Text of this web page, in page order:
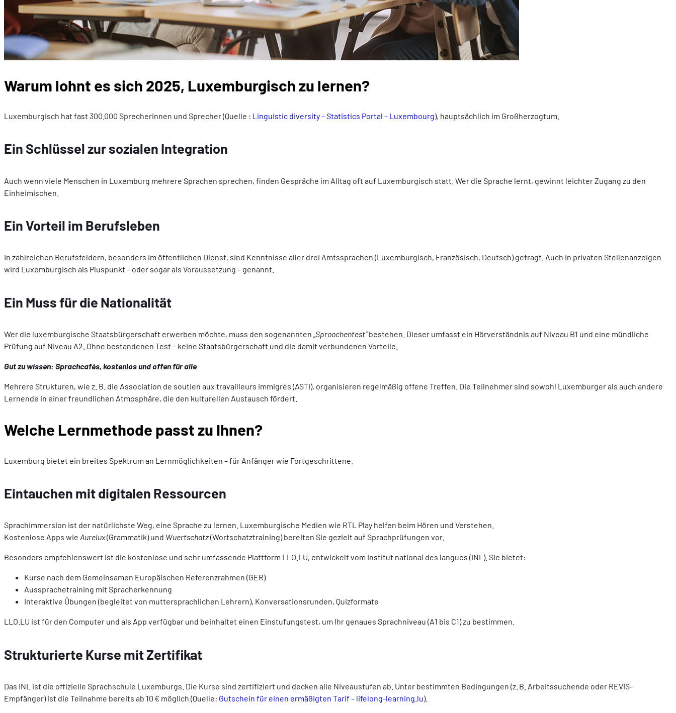
Warum lohnt es sich 2025, Luxemburgisch zu lernen?
Luxemburgisch hat fast 300.000 Sprecherinnen und Sprecher (Quelle : Linguistic diversity – Statistics Portal – Luxembourg), hauptsächlich im Großherzogtum.
Ein Schlüssel zur sozialen Integration
Auch wenn viele Menschen in Luxemburg mehrere Sprachen sprechen, finden Gespräche im Alltag oft auf Luxemburgisch statt. Wer die Sprache lernt, gewinnt leichter Zugang zu den
Einheimischen.
Ein Vorteil im Berufsleben
In zahlreichen Berufsfeldern, besonders im öffentlichen Dienst, sind Kenntnisse aller drei Amtssprachen (Luxemburgisch, Französisch, Deutsch) gefragt. Auch in privaten Stellenanzeigen
wird Luxemburgisch als Pluspunkt – oder sogar als Voraussetzung – genannt.
Ein Muss für die Nationalität
Wer die luxemburgische Staatsbürgerschaft erwerben möchte, muss den sogenannten „Sproochentest“bestehen. Dieser umfasst ein Hörverständnis auf Niveau B1 und eine mündliche
Prüfung auf Niveau A2. Ohne bestandenen Test – keine Staatsbürgerschaft und die damit verbundenen Vorteile.
Gut zu wissen: Sprachcafés, kostenlos und offen für alle
Mehrere Strukturen, wie z. B. die Association de soutien aux travailleurs immigrés (ASTI), organisieren regelmäßig offene Treffen. Die Teilnehmer sind sowohl Luxemburger als auch andere
Lernende in einer freundlichen Atmosphäre, die den kulturellen Austausch fördert.
Welche Lernmethode passt zu Ihnen?
Luxemburg bietet ein breites Spektrum an Lernmöglichkeiten – für Anfänger wie Fortgeschrittene.
Eintauchen mit digitalen Ressourcen
Sprachimmersion ist der natürlichste Weg, eine Sprache zu lernen. Luxemburgische Medien wie RTL Play helfen beim Hören und Verstehen.
Kostenlose Apps wie Aurelux(Grammatik) und Wuertschatz(Wortschatztraining) bereiten Sie gezielt auf Sprachprüfungen vor.
Besonders empfehlenswert ist die kostenlose und sehr umfassende Plattform LLO.LU, entwickelt vom Institut national des langues (INL). Sie bietet:
Kurse nach dem Gemeinsamen Europäischen Referenzrahmen (GER)
Aussprachetraining mit Spracherkennung
Interaktive Übungen (begleitet von muttersprachlichen Lehrern), Konversationsrunden, Quizformate
LLO.LU ist für den Computer und als App verfügbar und beinhaltet einen Einstufungstest, um Ihr genaues Sprachniveau (A1 bis C1) zu bestimmen.
Strukturierte Kurse mit Zertifikat
Das INL ist die offizielle Sprachschule Luxemburgs. Die Kurse sind zertifiziert und decken alle Niveaustufen ab. Unter bestimmten Bedingungen (z. B. Arbeitssuchende oder REVIS-
Empfänger) ist die Teilnahme bereits ab 10 € möglich (Quelle: Gutschein für einen ermäßigten Tarif – lifelong-learning.lu).